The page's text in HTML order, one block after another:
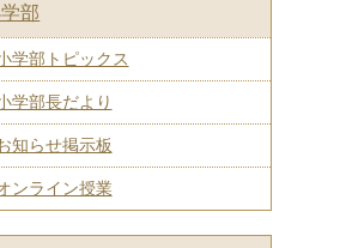
部
学部トピックス
学部長だより
知らせ掲示板
ンライン授業